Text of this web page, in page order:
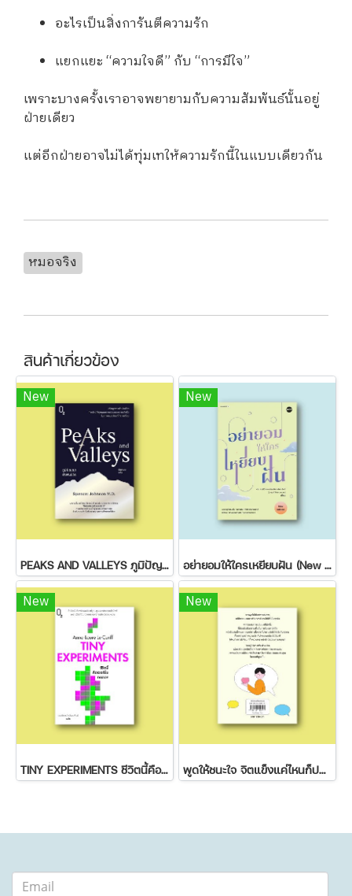
อะไรเป็นสิ่งการันตีความรัก
แยกแยะ “ความใจดี” กับ “การมีใจ”
เพราะบางครั้งเราอาจพยายามกับความสัมพันธ์นั้นอยู่
ฝ่ายเดียว
แต่อีกฝ่ายอาจไม่ได้ทุ่มเทให้ความรักนี้ในแบบเดียวกัน
หมอจริง
สินค้าเกี่ยวข้อง
New
PEAKS AND VALLEYS ภูมิปัญญาฝ่าฟันชีวิต
New
อย่ายอมให้ใครเหยียบฝัน (New Edition)
New
TINY EXPERIMENTS ชีวิตนี้คือเวอร์ชั่นทดลอง
New
พูดให้ชนะใจ จิตแข็งแค่ไหนก็ปฏิเสธไม่ลง